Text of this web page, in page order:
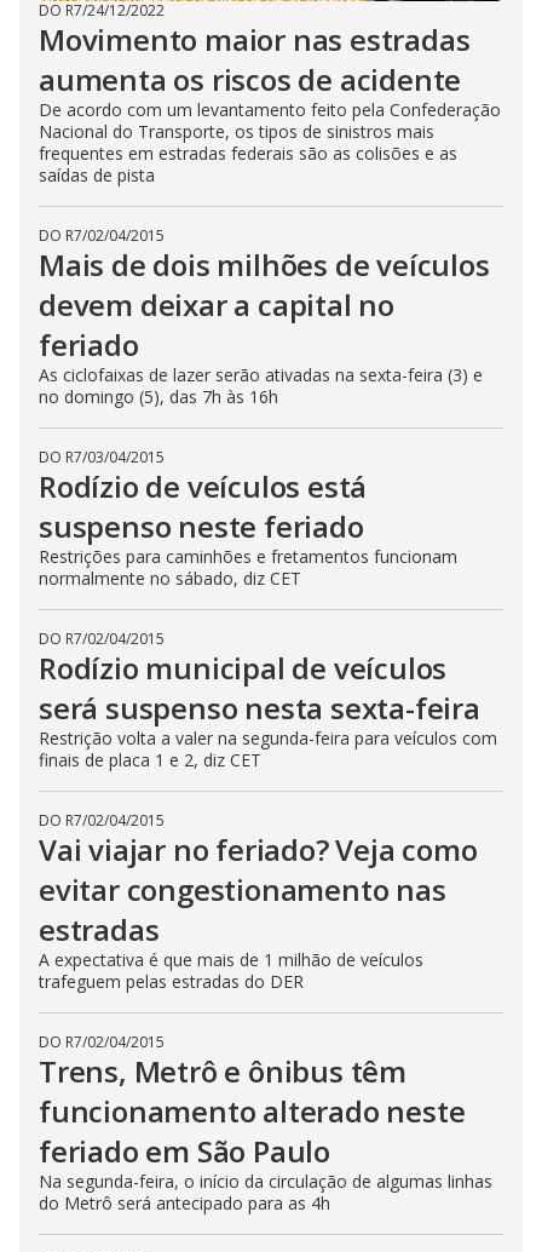
DO R7/24/12/2022
Movimento maior nas estradas
aumenta os riscos de acidente
De acordo com um levantamento feito pela Confederação
Nacional do Transporte, os tipos de sinistros mais
frequentes em estradas federais são as colisões e as
saídas de pista
DO R7/02/04/2015
Mais de dois milhões de veículos
devem deixar a capital no
feriado
As ciclofaixas de lazer serão ativadas na sexta-feira (3) e
no domingo (5), das 7h às 16h
DO R7/03/04/2015
Rodízio de veículos está
suspenso neste feriado
Restrições para caminhões e fretamentos funcionam
normalmente no sábado, diz CET
DO R7/02/04/2015
Rodízio municipal de veículos
será suspenso nesta sexta-feira
Restrição volta a valer na segunda-feira para veículos com
finais de placa 1 e 2, diz CET
DO R7/02/04/2015
Vai viajar no feriado? Veja como
evitar congestionamento nas
estradas
A expectativa é que mais de 1 milhão de veículos
trafeguem pelas estradas do DER
DO R7/02/04/2015
Trens, Metrô e ônibus têm
funcionamento alterado neste
feriado em São Paulo
Na segunda-feira, o início da circulação de algumas linhas
do Metrô será antecipado para as 4h